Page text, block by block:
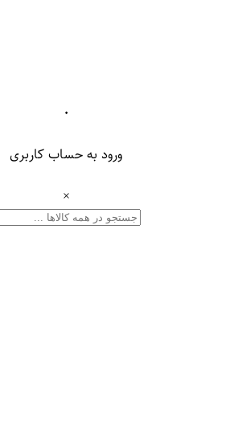
۰
ورود به حساب کاربری
×